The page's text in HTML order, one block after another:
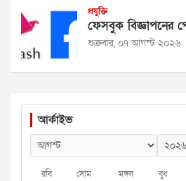
প্রযুক্তি
ফেসবুক বিজ্ঞাপনের
শুক্রবার, ০৭ আগস্ট ২০২৬
আর্কাইভ
রবি সোম মঙ্গল বুধ